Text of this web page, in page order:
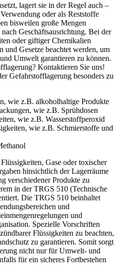
lagert sie in der Regel auch –
oder als Reststoffe
bisweilen große Mengen
Geschäftsausrichtung. Bei der
oder giftiger Chemikalien
und Gesetze beachtet werden, um
Umwelt garantieren zu können.
Kontaktieren Sie uns!
Gefahrstofflagerung besonders zu
wie z.B. alkoholhaltige Produkte
wie z.B. Sprühdosen
wie z.B. Wasserstoffperoxid
wie z.B. Schmierstoffe und
Gase oder toxischer
hinsichtlich der Lagerräume
verschiedener Produkte zu
in der TRGS 510 (Technische
Die TRGS 510 beinhaltet
und
und
Spezielle Vorschriften
Flüssigkeiten zu beachten,
zu garantieren. Somit sorgt
nicht nur für Umwelt- und
für ein sicheres Fortbestehen